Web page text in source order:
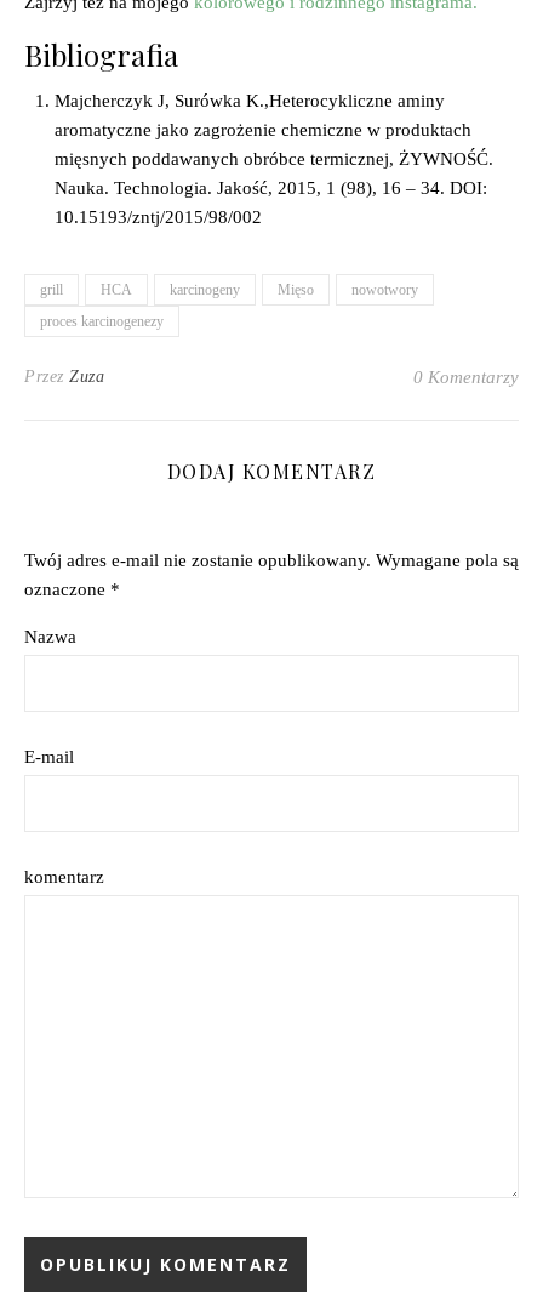
Bibliografia
Majcherczyk J, Surówka K.,Heterocykliczne aminy
aromatyczne jako zagrożenie chemiczne w produktach
mięsnych poddawanych obróbce termicznej, ŻYWNOŚĆ.
Nauka. Technologia. Jakość, 2015, 1 (98), 16 – 34. DOI:
10.15193/zntj/2015/98/002
grill HCA karcinogeny Mięso
nowotwory
proces karcinogenezy
Przez Zuza 0 Komentarzy
DODAJ KOMENTARZ
Twój adres e-mail nie zostanie opublikowany. Wymagane pola są
oznaczone *
Nazwa
E-mail
komentarz